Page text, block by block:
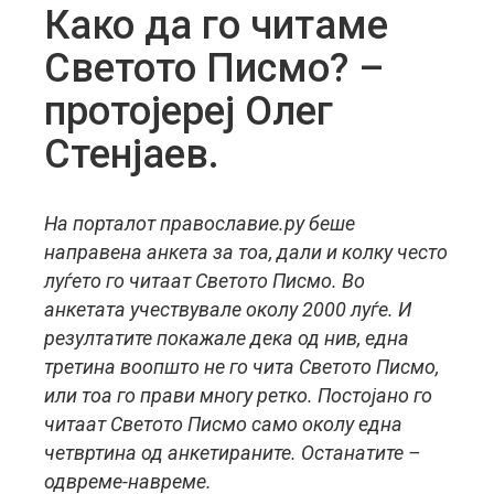
Како да го читаме
Светото Писмо? –
протојереј Олег
Стенјаев.
На порталот православие.ру беше
направена анкета за тоа, дали и колку често
луѓето го читаат Светото Писмо. Во
анкетата учествувале околу 2000 луѓе. И
резултатите покажале дека од нив, една
третина воопшто не го чита Светото Писмо,
или тоа го прави многу ретко. Постојано го
читаат Светото Писмо само околу една
четвртина од анкетираните. Останатите –
одвреме-навреме.